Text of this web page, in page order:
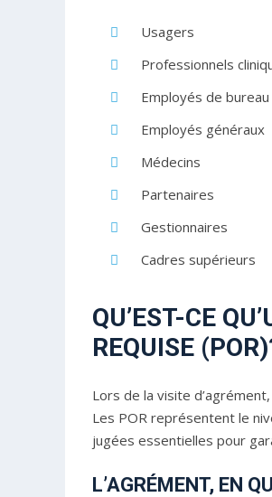
Usagers
Professionnels
Employés de bureau
Employés généraux
Médecins
Partenaires
Gestionnaires
Cadres supérieurs
QU’EST-CE
REQUISE
Lors de la visite
Les POR représentent le
jugées essentielles pour
L’AGRÉMENT, EN